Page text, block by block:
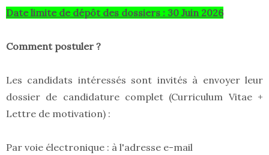
Date limite de dépôt des dossiers : 30 Juin 2026
Comment postuler ?
Les candidats intéressés sont invités à envoyer leur
dossier de candidature complet (Curriculum Vitae +
Lettre de motivation) :
Par voie électronique : à l'adresse e-mail